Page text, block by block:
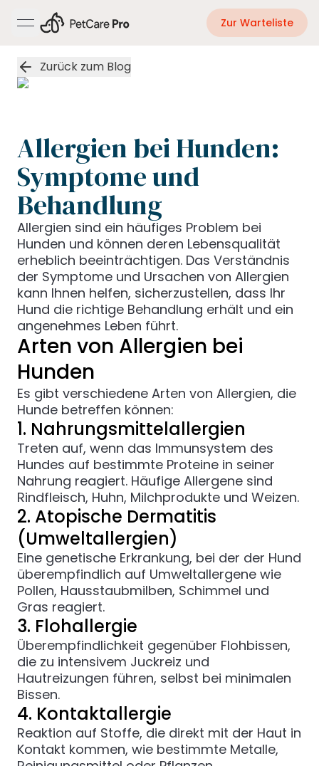
open navigation menu Zur Warteliste
Zurück zum Blog
Allergien bei Hunden:
Symptome und
Behandlung
Allergien sind ein häufiges Problem bei
Hunden und können deren Lebensqualität
erheblich beeinträchtigen. Das Verständnis
der Symptome und Ursachen von Allergien
kann Ihnen helfen, sicherzustellen, dass Ihr
Hund die richtige Behandlung erhält und ein
angenehmes Leben führt.
Arten von Allergien bei
Hunden
Es gibt verschiedene Arten von Allergien, die
Hunde betreffen können:
1. Nahrungsmittelallergien
Treten auf, wenn das Immunsystem des
Hundes auf bestimmte Proteine in seiner
Nahrung reagiert. Häufige Allergene sind
Rindfleisch, Huhn, Milchprodukte und Weizen.
2. Atopische Dermatitis
(Umweltallergien)
Eine genetische Erkrankung, bei der der Hund
überempfindlich auf Umweltallergene wie
Pollen, Hausstaubmilben, Schimmel und
Gras reagiert.
3. Flohallergie
Überempfindlichkeit gegenüber Flohbissen,
die zu intensivem Juckreiz und
Hautreizungen führen, selbst bei minimalen
Bissen.
4. Kontaktallergie
Reaktion auf Stoffe, die direkt mit der Haut in
Kontakt kommen, wie bestimmte Metalle,